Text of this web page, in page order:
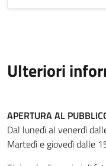
Ulteriori
APERTURA AL
Dal lunedì al venerdì
Martedì e giovedì dalle